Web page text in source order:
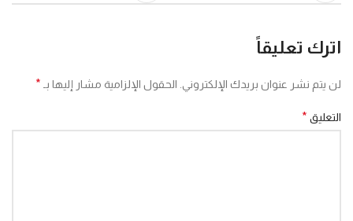
اترك تعليقاً
لن يتم نشر عنوان بريدك الإلكتروني. الحقول الإلزامية مشار إليها بـ *
التعليق *